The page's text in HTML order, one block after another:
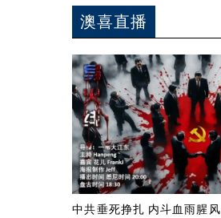
澳喜直播
中共垂死挣扎 内斗血雨腥风